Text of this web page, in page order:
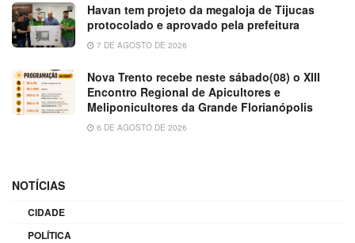
Havan tem projeto da megaloja de Tijucas
protocolado e aprovado pela prefeitura
7 DE AGOSTO DE 2026
Nova Trento recebe neste sábado(08) o XIII
Encontro Regional de Apicultores e
Meliponicultores da Grande Florianópolis
6 DE AGOSTO DE 2026
NOTÍCIAS
CIDADE
POLÍTICA